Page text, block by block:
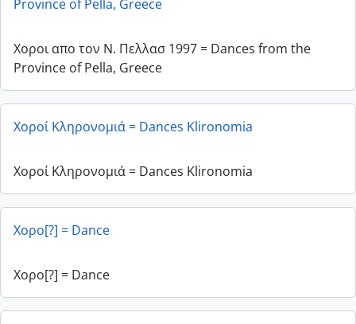
Province of Pella, Greece
Χοροι απο τον Ν. Πελλασ 1997 = Dances from the
Province of Pella, Greece
Χοροί Κληρονομιά = Dances Klironomia
Χοροί Κληρονομιά = Dances Klironomia
Χορο[?] = Dance
Χορο[?] = Dance